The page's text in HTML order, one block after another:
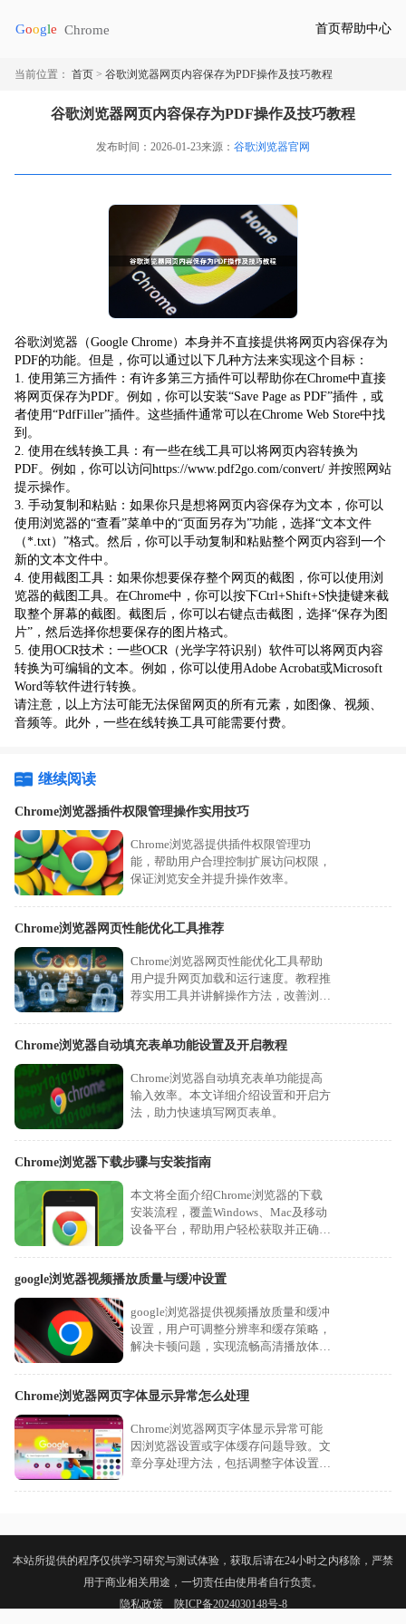
首页帮助中心
当前位置： 首页 > 谷歌浏览器网页内容保存为PDF操作及技巧教程
谷歌浏览器网页内容保存为PDF操作及技巧教程
发布时间：2026-01-23来源： 谷歌浏览器官网
谷歌浏览器（Google Chrome）本身并不直接提供将网页内容保存为
PDF的功能。但是，你可以通过以下几种方法来实现这个目标：
1. 使用第三方插件：有许多第三方插件可以帮助你在Chrome中直接
将网页保存为PDF。例如，你可以安装“Save Page as PDF”插件，或
者使用“PdfFiller”插件。这些插件通常可以在Chrome Web Store中找
到。
2. 使用在线转换工具：有一些在线工具可以将网页内容转换为
PDF。例如，你可以访问https://www.pdf2go.com/convert/ 并按照网站
提示操作。
3. 手动复制和粘贴：如果你只是想将网页内容保存为文本，你可以
使用浏览器的“查看”菜单中的“页面另存为”功能，选择“文本文件
（*.txt）”格式。然后，你可以手动复制和粘贴整个网页内容到一个
新的文本文件中。
4. 使用截图工具：如果你想要保存整个网页的截图，你可以使用浏
览器的截图工具。在Chrome中，你可以按下Ctrl+Shift+S快捷键来截
取整个屏幕的截图。截图后，你可以右键点击截图，选择“保存为图
片”，然后选择你想要保存的图片格式。
5. 使用OCR技术：一些OCR（光学字符识别）软件可以将网页内容
转换为可编辑的文本。例如，你可以使用Adobe Acrobat或Microsoft
Word等软件进行转换。
请注意，以上方法可能无法保留网页的所有元素，如图像、视频、
音频等。此外，一些在线转换工具可能需要付费。
继续阅读
Chrome浏览器插件权限管理操作实用技巧
Chrome浏览器提供插件权限管理功
能，帮助用户合理控制扩展访问权限，
保证浏览安全并提升操作效率。
Chrome浏览器网页性能优化工具推荐
Chrome浏览器网页性能优化工具帮助
用户提升网页加载和运行速度。教程推
荐实用工具并讲解操作方法，改善浏览
Chrome浏览器自动填充表单功能设置及开启教程
Chrome浏览器自动填充表单功能提高
输入效率。本文详细介绍设置和开启方
法，助力快速填写网页表单。
Chrome浏览器下载步骤与安装指南
本文将全面介绍Chrome浏览器的下载
安装流程，覆盖Windows、Mac及移动
设备平台，帮助用户轻松获取并正确安
google浏览器视频播放质量与缓冲设置
google浏览器提供视频播放质量和缓冲
设置，用户可调整分辨率和缓存策略，
解决卡顿问题，实现流畅高清播放体
Chrome浏览器网页字体显示异常怎么处理
Chrome浏览器网页字体显示异常可能
因浏览器设置或字体缓存问题导致。文
章分享处理方法，包括调整字体设置和
本站所提供的程序仅供学习研究与测试体验，获取后请在24小时之内移除，严禁
用于商业相关用途，一切责任由使用者自行负责。
隐私政策
陕ICP备2024030148号-8